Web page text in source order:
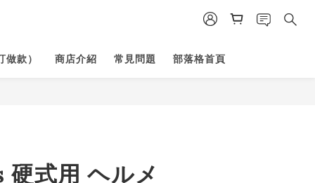
款） 商店介紹 常見問題 部落格首頁
式用 ヘルメ